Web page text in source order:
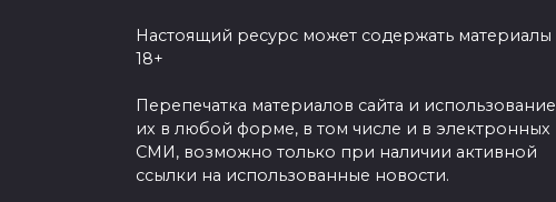
Настоящий ресурс может содержать материалы
18+
Перепечатка материалов сайта и использование
их в любой форме, в том числе и в электронных
СМИ, возможно только при наличии активной
ссылки на использованные новости.